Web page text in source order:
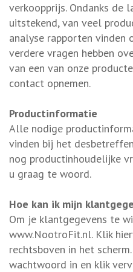
verkoopprijs. Ondanks de
uitstekend, van veel
analyse rapporten vinden
verdere vragen hebben
van een van onze
contact opnemen.
Productinformatie
Alle nodige
vinden bij het
nog productinhoudelijke
u graag te woord.
Hoe kan ik mijn
Om je klantgegevens te
www.NootroFit.nl. Klik
rechtsboven in het
wachtwoord in en klik